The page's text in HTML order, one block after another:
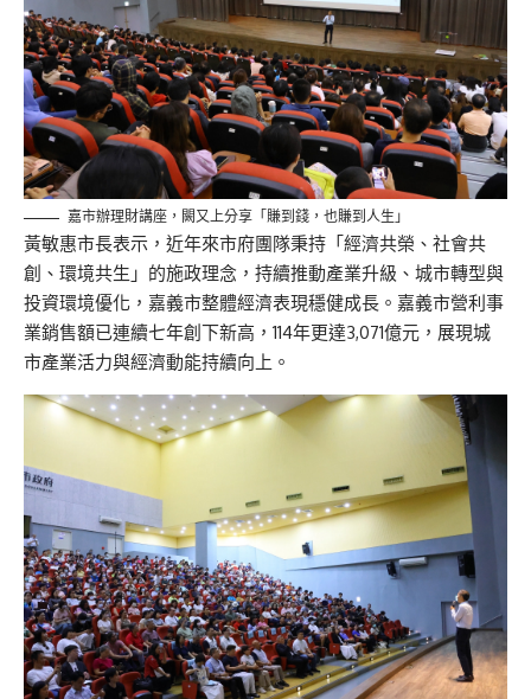
嘉市辦理財講座，闕又上分享「賺到錢，也賺到人生」
黃敏惠市長表示，近年來市府團隊秉持「經濟共榮、社會共
創、環境共生」的施政理念，持續推動產業升級、城市轉型與
投資環境優化，嘉義市整體經濟表現穩健成長。嘉義市營利事
業銷售額已連續七年創下新高，114年更達3,071億元，展現城
市產業活力與經濟動能持續向上。